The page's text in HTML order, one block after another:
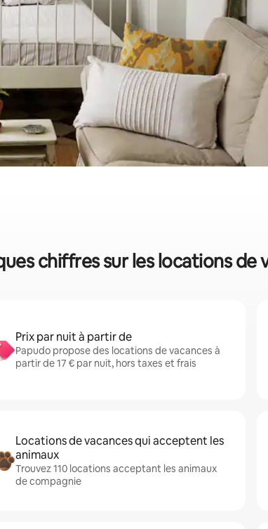
chiffres sur les locations de
Prix par nuit à partir de
Papudo propose des locations de vacances à
partir de 17 € par nuit, hors taxes et frais
Locations de vacances qui acceptent les
animaux
Trouvez 110 locations acceptant les animaux
de compagnie